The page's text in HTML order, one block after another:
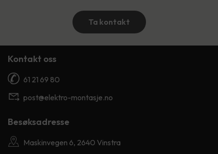
Ta kontakt
Kontakt oss
61 21 69 80
post@elektro-montasje.no
Besøksadresse
Maskinvegen 6, 2640 Vinstra